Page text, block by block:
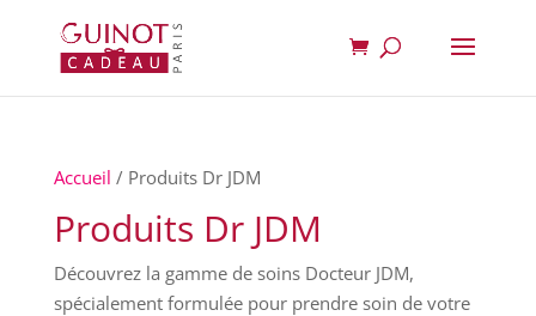
Accueil / Produits Dr JDM
Produits Dr JDM
Découvrez la gamme de soins Docteur JDM,
spécialement formulée pour prendre soin de votre